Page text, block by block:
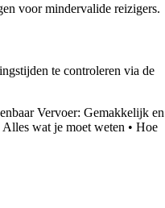
voor mindervalide reizigers.
te controleren via de
Vervoer: Gemakkelijk en
wat je moet weten • Hoe